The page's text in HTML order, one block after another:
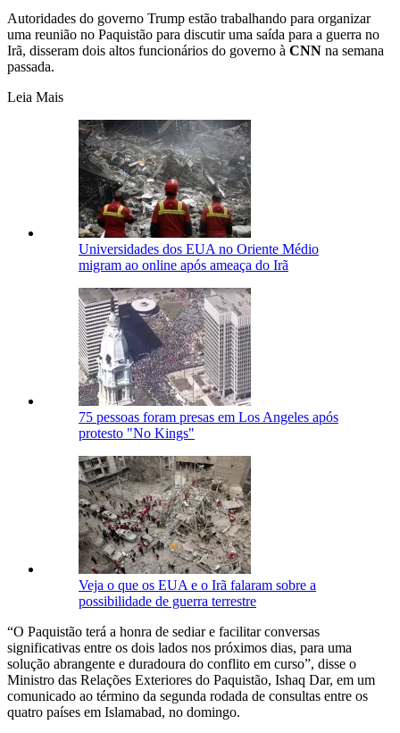
Autoridades do governo Trump estão trabalhando para organizar
uma reunião no Paquistão para discutir uma saída para a guerra no
Irã, disseram dois altos funcionários do governo à CNN na semana
passada.
Leia Mais
Universidades dos EUA no Oriente Médio
migram ao online após ameaça do Irã
75 pessoas foram presas em Los Angeles após
protesto "No Kings"
Veja o que os EUA e o Irã falaram sobre a
possibilidade de guerra terrestre
“O Paquistão terá a honra de sediar e facilitar conversas
significativas entre os dois lados nos próximos dias, para uma
solução abrangente e duradoura do conflito em curso”, disse o
Ministro das Relações Exteriores do Paquistão, Ishaq Dar, em um
comunicado ao término da segunda rodada de consultas entre os
quatro países em Islamabad, no domingo.